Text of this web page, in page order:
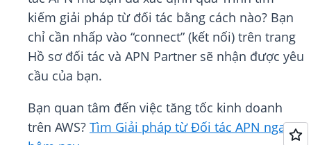
kiếm giải pháp từ đối tác bằng cách nào? Bạn
chỉ cần nhấp vào “connect” (kết nối) trên trang
Hồ sơ đối tác và APN Partner sẽ nhận được yêu
cầu của bạn.
Bạn quan tâm đến việc tăng tốc kinh doanh
trên AWS? Tìm Giải pháp từ Đối tác APN ngay